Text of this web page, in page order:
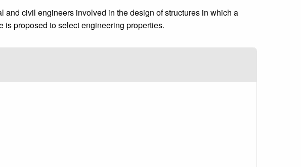
civil engineers involved in the design of structures in which a
proposed to select engineering properties.